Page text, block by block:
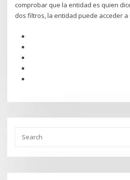
comprobar que la entidad es quien
dos filtros, la entidad puede acceder